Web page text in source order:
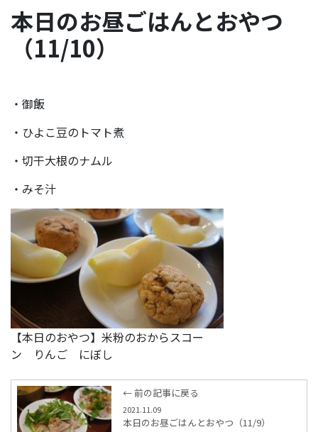
本日のお昼ごはんとおやつ
（11/10）
・御飯
・ひよこ豆のトマト煮
・切干大根のナムル
・みそ汁
【本日のおやつ】米粉のおからスコー
ン りんご にぼし
← 前の記事に戻る
2021.11.09
本日のお昼ごはんとおやつ（11/9）